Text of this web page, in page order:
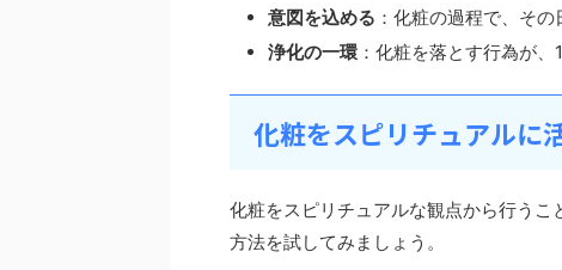
意図を込める ：化粧の過程で、そ
浄化の一環 ：化粧を落とす行為が
化粧をスピリチュアルに
化粧をスピリチュアルな観点から行う
方法を試してみましょう。